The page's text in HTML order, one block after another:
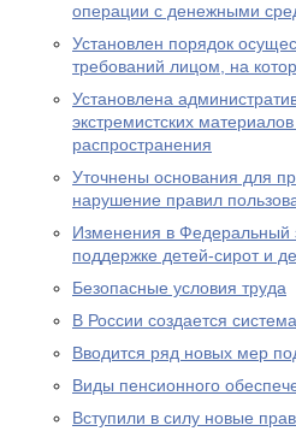
операции с денежными
Установлен порядок
требований лицом, на
Установлена
экстремистских
распространения
Уточнены основания для
нарушение правил
Изменения в Федеральный
поддержке детей-сирот и
Безопасные условия труда
В России создается
Вводится ряд новых мер
Виды пенсионного
Вступили в силу новые